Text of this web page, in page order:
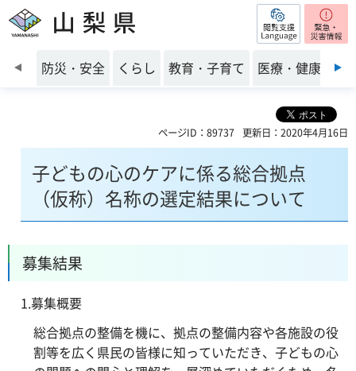
山梨県 閲覧支援
前のスライドを表示
防災・安全 くらし 教育・子育て 医療・健康・福
ページID：89737 更新日：2020年4月16日
子どもの心のケアに係る総合拠点
（仮称）名称の選定結果について
募集結果
1.募集概要
総合拠点の整備を機に、拠点の整備内容や各施設の役
割等を広く県民の皆様に知っていただき、子どもの心